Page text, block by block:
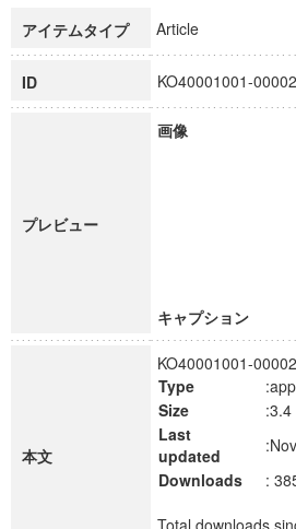
博士課程教育リーディングプロ
アイテムタイプ Article
ID KO40001001-
プレビュー
画像
キャプション
本文
KO40001001-
Type
Size
:3.4
Last
updated
Downloads
:
Total downloads